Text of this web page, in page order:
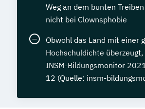
Weg an dem bunten
nicht bei Clownsphobie
Obwohl das Land mit einer
Hochschuldichte
INSM-Bildungsmonitor
12 (Quelle: insm-